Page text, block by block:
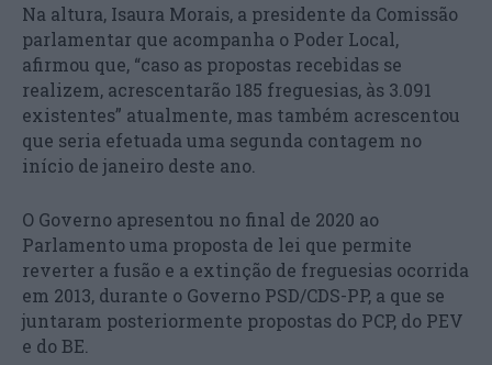
Na altura, Isaura Morais, a presidente da Comissão
parlamentar que acompanha o Poder Local,
afirmou que, “caso as propostas recebidas se
realizem, acrescentarão 185 freguesias, às 3.091
existentes” atualmente, mas também acrescentou
que seria efetuada uma segunda contagem no
início de janeiro deste ano.
O Governo apresentou no final de 2020 ao
Parlamento uma proposta de lei que permite
reverter a fusão e a extinção de freguesias ocorrida
em 2013, durante o Governo PSD/CDS-PP, a que se
juntaram posteriormente propostas do PCP, do PEV
e do BE.